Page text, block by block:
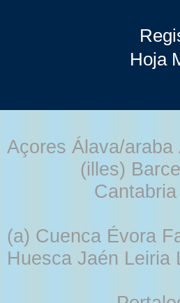
Hoja
Açores Álava/
(illes)
(a) Cuenca Évora
Huesca Jaén Leiria